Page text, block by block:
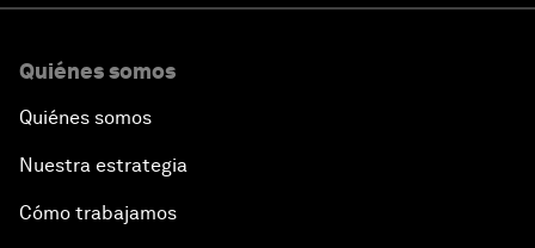
Quiénes somos
Quiénes somos
Nuestra estrategia
Cómo trabajamos